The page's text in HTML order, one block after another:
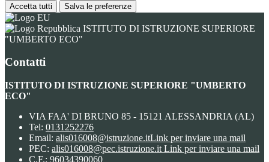
Accetta tutti Salva le preferenze
ISTITUTO DI ISTRUZIONE SUPERIORE
"UMBERTO ECO"
Contatti
ISTITUTO DI ISTRUZIONE SUPERIORE "UMBERTO
ECO"
VIA FAA' DI BRUNO 85 - 15121 ALESSANDRIA (AL)
Tel: 0131252276
Email: alis016008@istruzione.itLink per inviare una mail
PEC: alis016008@pec.istruzione.it Link per inviare una mail
C.F.: 96034390060